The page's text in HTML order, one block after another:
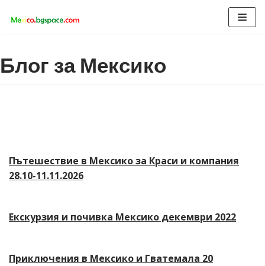
съдържанието
Блог за Мексико
Пътешествие в Мексико за Краси и компания
28.10-11.11.2026
Екскурзия и почивка Мексико декември 2022
Приключения в Мексико и Гватемала 20